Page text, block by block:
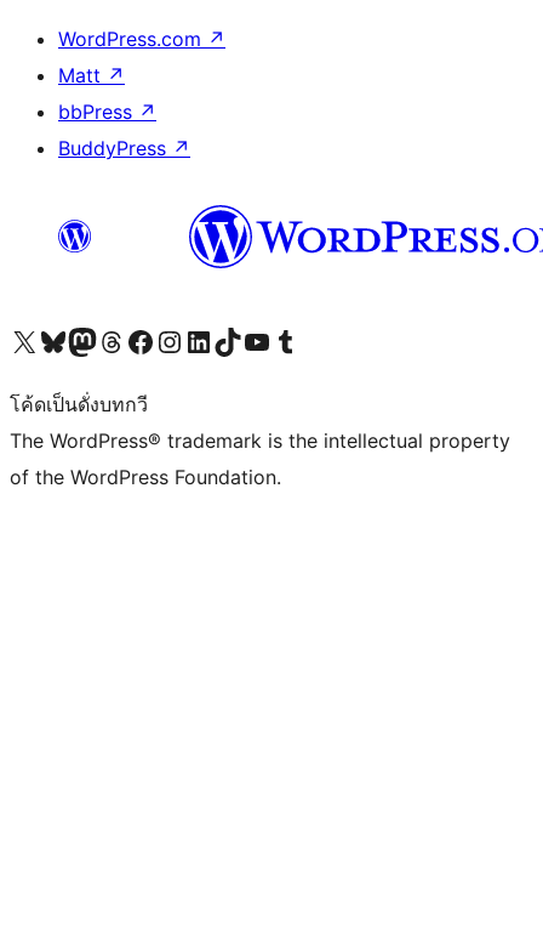
WordPress.com ↗
Matt ↗
bbPress ↗
BuddyPress ↗
Visit our X (formerly Twitter) account
Visit our Bluesky account
Visit our Mastodon account
Visit our Threads account
Visit our Facebook page
Visit our Instagram account
Visit our LinkedIn account
Visit our TikTok account
Visit our YouTube channel
Visit our Tumblr account
โค้ดเป็นดั่งบทกวี
The WordPress® trademark is the intellectual property
of the WordPress Foundation.